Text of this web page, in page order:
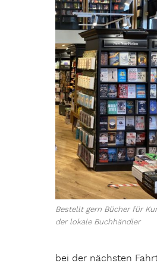
Bestellt gern Bücher für
der lokale Buchhändler
bei der nächsten